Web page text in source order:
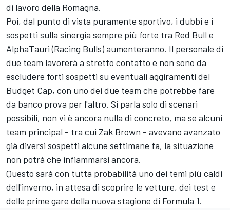
di lavoro della Romagna.
Poi, dal punto di vista puramente sportivo, i dubbi e i
sospetti sulla sinergia sempre più forte tra Red Bull e
AlphaTauri (Racing Bulls) aumenteranno. Il personale di
due team lavorerà a stretto contatto e non sono da
escludere forti sospetti su eventuali aggiramenti del
Budget Cap, con uno dei due team che potrebbe fare
da banco prova per l'altro. Si parla solo di scenari
possibili, non vi è ancora nulla di concreto, ma se alcuni
team principal - tra cui Zak Brown - avevano avanzato
già diversi sospetti alcune settimane fa, la situazione
non potrà che infiammarsi ancora.
Questo sarà con tutta probabilità uno dei temi più caldi
dell'inverno, in attesa di scoprire le vetture, dei test e
delle prime gare della nuova stagione di Formula 1.